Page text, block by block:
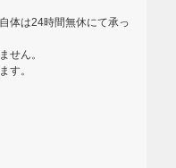
体は24時間無休にて承っ
せん。
す。